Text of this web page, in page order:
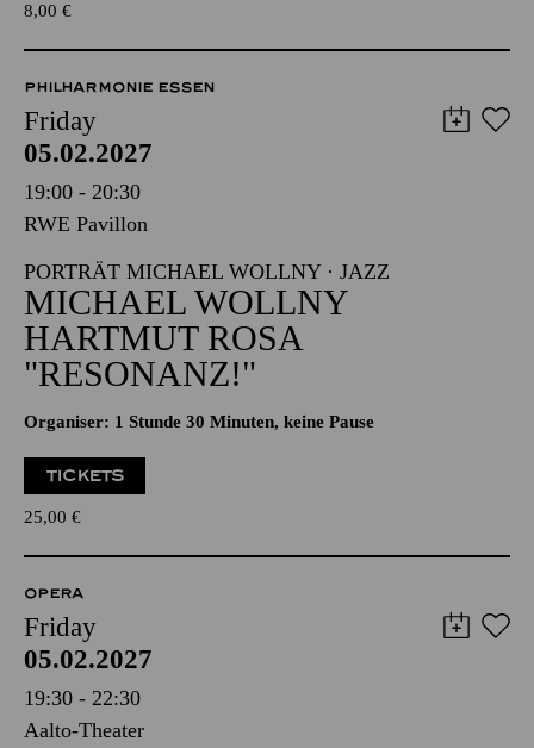
8,00 €
PHILHARMONIE ESSEN
Friday
05.02.2027
19:00 - 20:30
RWE Pavillon
PORTRÄT MICHAEL WOLLNY · JAZZ
MICHAEL WOLLNY
HARTMUT ROSA
"RESONANZ!"
Organiser: 1 Stunde 30 Minuten, keine Pause
TICKETS
25,00 €
OPERA
Friday
05.02.2027
19:30 - 22:30
Aalto-Theater